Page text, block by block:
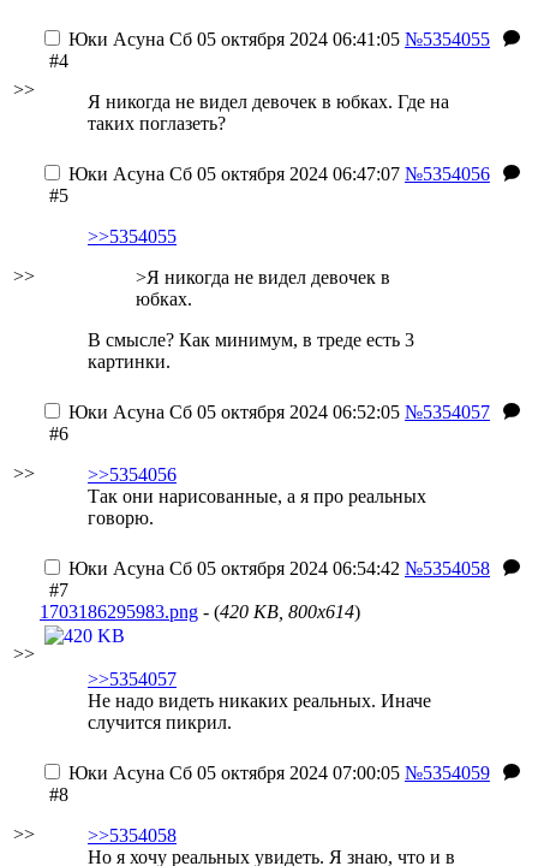
>>
Юки Асуна Сб 05 октября 2024 06:41:05 №5354055
#4
Я никогда не видел девочек в юбках. Где на
таких поглазеть?
>>
Юки Асуна Сб 05 октября 2024 06:47:07 №5354056
#5
>>5354055
>Я никогда не видел девочек в
юбках.
В смысле? Как минимум, в треде есть 3
картинки.
>>
Юки Асуна Сб 05 октября 2024 06:52:05 №5354057
#6
>>5354056
Так они нарисованные, а я про реальных
говорю.
>>
Юки Асуна Сб 05 октября 2024 06:54:42 №5354058
#7
1703186295983.png - (420 KB, 800x614)
>>5354057
Не надо видеть никаких реальных. Иначе
случится пикрил.
>>
Юки Асуна Сб 05 октября 2024 07:00:05 №5354059
#8
>>5354058
Но я хочу реальных увидеть. Я знаю, что и в